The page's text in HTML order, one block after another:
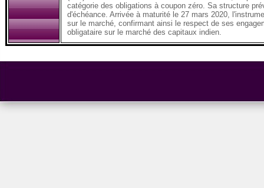
catégorie des obligations à coupon zéro. Sa structure
d'échéance. Arrivée à maturité le 27 mars 2020,
sur le marché, confirmant ainsi le respect de ses
obligataire sur le marché des capitaux indien.